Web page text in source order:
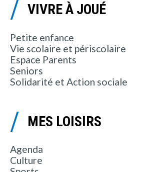
VIVRE À JOUÉ
Petite enfance
Vie scolaire et périscolaire
Espace Parents
Seniors
Solidarité et Action sociale
MES LOISIRS
Agenda
Culture